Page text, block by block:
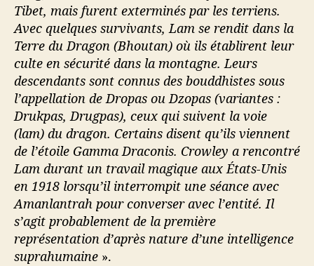
Tibet, mais furent exterminés par les terriens.
Avec quelques survivants, Lam se rendit dans la
Terre du Dragon (Bhoutan) où ils établirent leur
culte en sécurité dans la montagne. Leurs
descendants sont connus des bouddhistes sous
l’appellation de Dropas ou Dzopas (variantes :
Drukpas, Drugpas), ceux qui suivent la voie
(lam) du dragon. Certains disent qu’ils viennent
de l’étoile Gamma Draconis. Crowley a rencontré
Lam durant un travail magique aux États-Unis
en 1918 lorsqu’il interrompit une séance avec
Amanlantrah pour converser avec l’entité. Il
s’agit probablement de la première
représentation d’après nature d’une intelligence
suprahumaine ».